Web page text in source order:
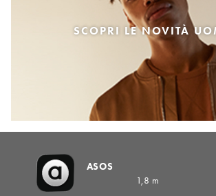
SCOPRI LE NOVITÀ
ASOS
1,8 m